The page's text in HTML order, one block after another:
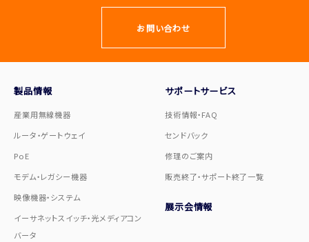
お問い合わせ
製品情報
産業用無線機器
ルータ・ゲートウェイ
PoE
モデム・レガシー機器
映像機器・システム
イーサネットスイッチ・光メディアコン
バータ
サポートサービス
技術情報・FAQ
センドバック
修理のご案内
販売終了・サポート終了一覧
展示会情報